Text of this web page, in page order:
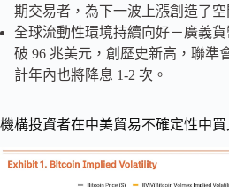
期交易者，為下一波上漲創造了空
全球流動性環境持續向好－廣義
破 96 兆美元，創歷史新高，聯準
計年內也將降息 1-2 次。
機構投資者在中美貿易不確定性中買